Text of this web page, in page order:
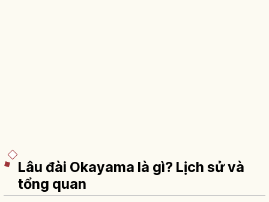
Lâu đài Okayama là gì? Lịch sử và
tổng quan